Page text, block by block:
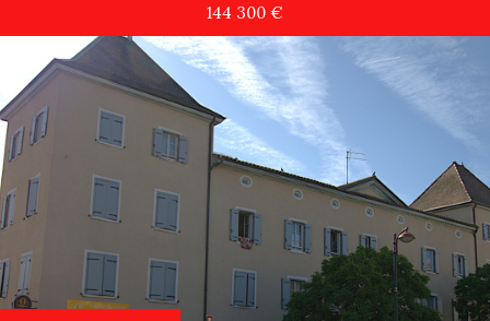
Recherche
+ de critères +
144 300 €